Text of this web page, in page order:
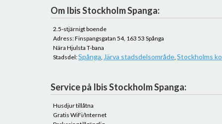
Om Ibis Stockholm Spanga:
2.5-stjärnigt boende
Adress: Finspangsgatan 54, 163 53 Spånga
Nära Hjulsta T-bana
Stadsdel:Spånga, Järva stadsdelsområde, Stockholms
Service på Ibis Stockholm Spanga:
Husdjur tillåtna
Gratis WiFi/Internet